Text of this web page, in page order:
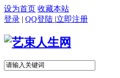
设为首页 收藏本站
登录 | QQ登陆 |立即注册